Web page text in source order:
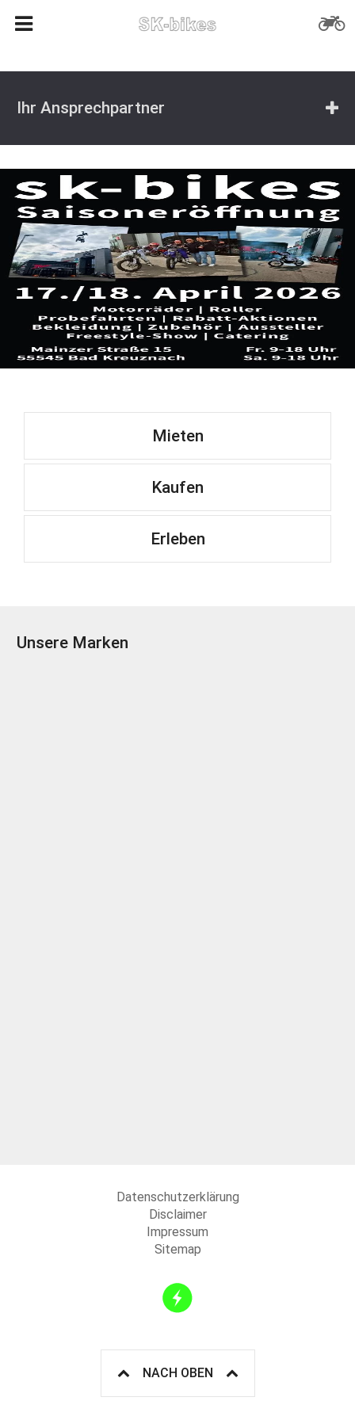
Ihr Ansprechpartner
Mieten
Kaufen
Erleben
Unsere Marken
Datenschutzerklärung
Disclaimer
Impressum
Sitemap
NACH OBEN